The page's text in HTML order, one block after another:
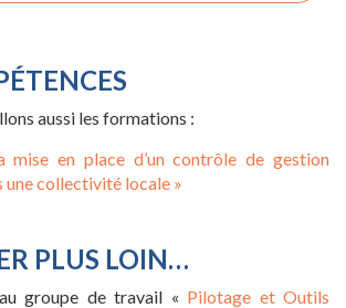
aussi les formations :
mise en place d’un contrôle de gestion
une collectivité locale »
PLUS LOIN…
groupe de travail « Pilotage et Outils